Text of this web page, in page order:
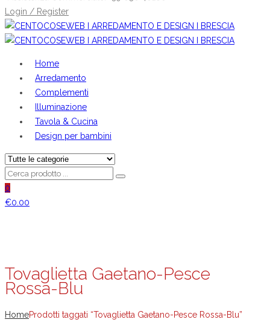
Login / Register
Home
Arredamento
Complementi
Illuminazione
Tavola & Cucina
Design per bambini
0
€0.00
Tovaglietta Gaetano-Pesce
Rossa-Blu
HomeProdotti taggati “Tovaglietta Gaetano-Pesce Rossa-Blu”